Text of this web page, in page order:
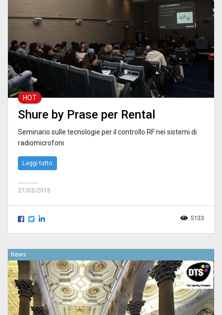
HOT
Shure by Prase per Rental
Seminario sulle tecnologie per il controllo RF nei sistemi di
radiomicrofoni
Leggi tutto
27/03/2015
5133
News